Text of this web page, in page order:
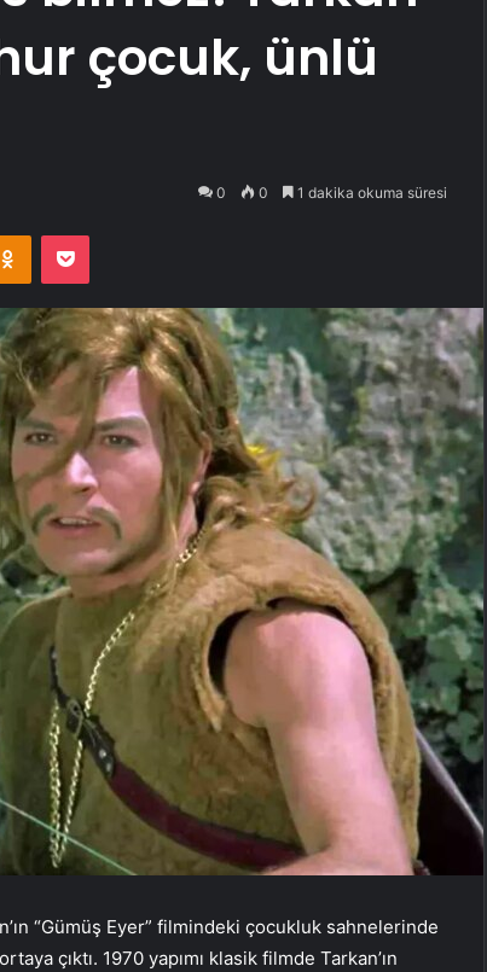
çocuk, ünlü
0 0 1 dakika okuma süresi
Odnoklassniki
Pocket
“Gümüş Eyer” filmindeki çocukluk sahnelerinde
çıktı. 1970 yapımı klasik filmde Tarkan’ın